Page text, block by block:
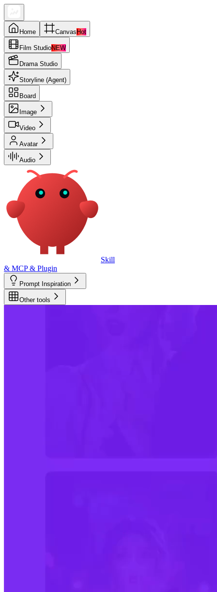
Home Canvas Hot
Film StudioNEW
Drama Studio
Storyline (Agent)
Board
Image
Video
Avatar
Audio
Skill
& MCP & Plugin
Prompt Inspiration
Other tools